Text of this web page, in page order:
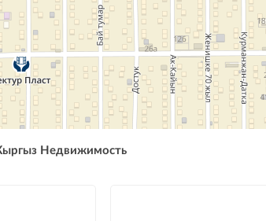
Недвижимость